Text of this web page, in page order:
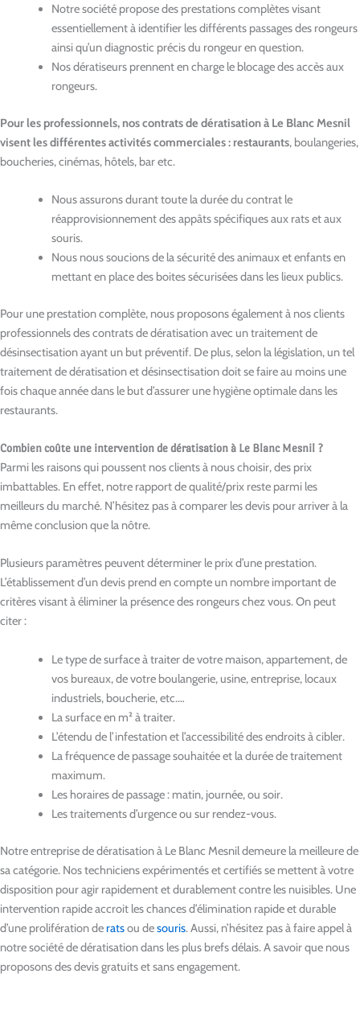
Notre société propose des prestations complètes visant
essentiellement à identifier les différents passages des rongeurs
ainsi qu’un diagnostic précis du rongeur en question.
Nos dératiseurs prennent en charge le blocage des accès aux
rongeurs.
Pour les professionnels, nos contrats de dératisation à Le Blanc Mesnil
visent les différentes activités commerciales : restaurants, boulangeries,
boucheries, cinémas, hôtels, bar etc.
Nous assurons durant toute la durée du contrat le
réapprovisionnement des appâts spécifiques aux rats et aux
souris.
Nous nous soucions de la sécurité des animaux et enfants en
mettant en place des boites sécurisées dans les lieux publics.
Pour une prestation complète, nous proposons également à nos clients
professionnels des contrats de dératisation avec un traitement de
désinsectisation ayant un but préventif. De plus, selon la législation, un tel
traitement de dératisation et désinsectisation doit se faire au moins une
fois chaque année dans le but d’assurer une hygiène optimale dans les
restaurants.
Combien coûte une intervention de dératisation à Le Blanc Mesnil ?
Parmi les raisons qui poussent nos clients à nous choisir, des prix
imbattables. En effet, notre rapport de qualité/prix reste parmi les
meilleurs du marché. N’hésitez pas à comparer les devis pour arriver à la
même conclusion que la nôtre.
Plusieurs paramètres peuvent déterminer le prix d’une prestation.
L’établissement d’un devis prend en compte un nombre important de
critères visant à éliminer la présence des rongeurs chez vous. On peut
citer :
Le type de surface à traiter de votre maison, appartement, de
vos bureaux, de votre boulangerie, usine, entreprise, locaux
industriels, boucherie, etc.…
La surface en m² à traiter.
L’étendu de l’infestation et l’accessibilité des endroits à cibler.
La fréquence de passage souhaitée et la durée de traitement
maximum.
Les horaires de passage : matin, journée, ou soir.
Les traitements d’urgence ou sur rendez-vous.
Notre entreprise de dératisation à Le Blanc Mesnil demeure la meilleure de
sa catégorie. Nos techniciens expérimentés et certifiés se mettent à votre
disposition pour agir rapidement et durablement contre les nuisibles. Une
intervention rapide accroit les chances d’élimination rapide et durable
d’une prolifération deratsou desouris. Aussi, n’hésitez pas à faire appel à
notre société de dératisation dans les plus brefs délais. A savoir que nous
proposons des devis gratuits et sans engagement.